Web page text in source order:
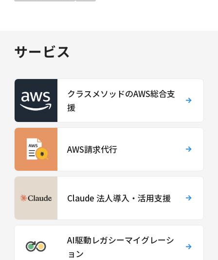
サービス
クラスメソッドのAWS総合支
援
AWS請求代行
Claude 法人導入・活用支援
AI駆動レガシーマイグレーシ
ョン